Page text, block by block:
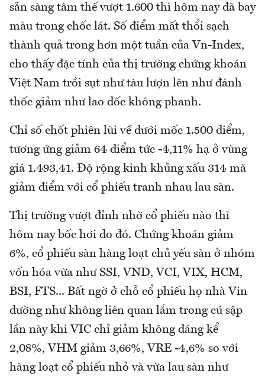
sẵn sàng tâm thế vượt 1.600 thì hôm nay đã bay
màu trong chốc lát. Số điểm mất thổi sạch
thành quả trong hơn một tuần của Vn-Index,
cho thấy đặc tính của thị trường chứng khoán
Việt Nam trồi sụt như tàu lượn lên như đánh
thốc giảm như lao dốc không phanh.
Chỉ số chốt phiên lùi về dưới mốc 1.500 điểm,
tương ứng giảm 64 điểm tức -4,11% hạ ở vùng
giá 1.493,41. Độ rộng kinh khủng xấu 314 mã
giảm điểm với cổ phiếu tranh nhau lau sàn.
Thị trường vượt đỉnh nhờ cổ phiếu nào thì
hôm nay bốc hơi do đó. Chứng khoán giảm
6%, cổ phiếu sàn hàng loạt chủ yếu sàn ở nhóm
vốn hóa vừa như SSI, VND, VCI, VIX, HCM,
BSI, FTS... Bất ngờ ở chỗ cổ phiếu họ nhà Vin
dường như không liên quan lắm trong cú sập
lần này khi VIC chỉ giảm không đáng kể
2,08%, VHM giảm 3,66%, VRE -4,6% so với
hàng loạt cổ phiếu nhỏ và vừa lau sàn như